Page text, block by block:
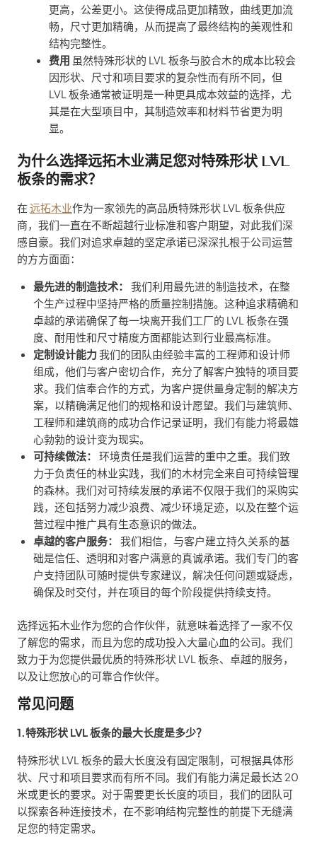
更高，公差更小。这使得成品更加精致，曲线更加流
畅，尺寸更加精确，从而提高了最终结构的美观性和
结构完整性。
费用 虽然特殊形状的 LVL 板条与胶合木的成本比较会
因形状、尺寸和项目要求的复杂性而有所不同，但
LVL 板条通常被证明是一种更具成本效益的选择，尤
其是在大型项目中，其制造效率和材料节省更为明
显。
为什么选择远拓木业满足您对特殊形状 LVL
板条的需求？
在 远拓木业作为一家领先的高品质特殊形状 LVL 板条供应
商，我们一直在不断超越行业标准和客户期望，对此我们深
感自豪。我们对追求卓越的坚定承诺已深深扎根于公司运营
的方方面面：
最先进的制造技术：
我们利用最先进的制造技术，在整
个生产过程中坚持严格的质量控制措施。这种追求精确和
卓越的承诺确保了每一块离开我们工厂的 LVL 板条在强
度、耐用性和尺寸精度方面都能达到行业最高标准。
定制设计能力我们的团队由经验丰富的工程师和设计师
组成，他们与客户密切合作，充分了解客户独特的项目要
求。我们信奉合作的方式，为客户提供量身定制的解决方
案，以精确满足他们的规格和设计愿望。我们与建筑师、
工程师和建筑商的成功合作记录证明，我们有能力将最雄
心勃勃的设计变为现实。
可持续做法：
环境责任是我们运营的重中之重。我们致
力于负责任的林业实践，我们的木材完全来自可持续管理
的森林。我们对可持续发展的承诺不仅限于我们的采购实
践，还包括努力减少浪费、减少环境足迹，以及在整个运
营过程中推广具有生态意识的做法。
卓越的客户服务：
我们相信，与客户建立持久关系的基
础是信任、透明和对客户满意的真诚承诺。我们专门的客
户支持团队可随时提供专家建议，解决任何问题或疑虑，
确保及时交付，并在项目的每个阶段提供持续支持。
选择远拓木业作为您的合作伙伴，就意味着选择了一家不仅
了解您的需求，而且为您的成功投入大量心血的公司。我们
致力于为您提供最优质的特殊形状 LVL 板条、卓越的服务，
以及让您放心的可靠合作伙伴。
常见问题
1.特殊形状 LVL 板条的最大长度是多少？
特殊形状 LVL 板条的最大长度没有固定限制，可根据具体形
状、尺寸和项目要求而有所不同。我们有能力满足最长达 20
米或更长的要求。对于需要更长长度的项目，我们的团队可
以探索各种连接技术，在不影响结构完整性的前提下无缝满
足您的特定需求。